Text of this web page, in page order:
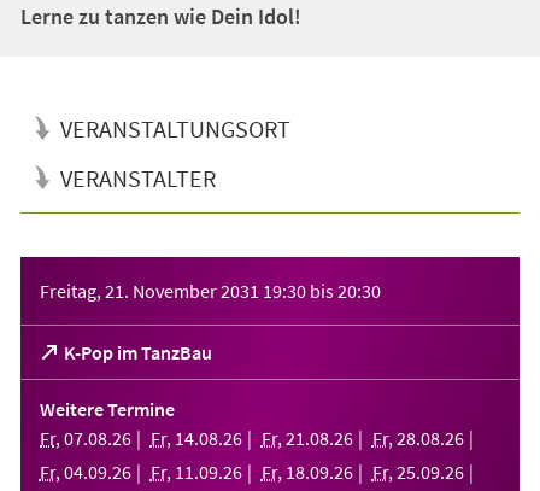
Lerne zu tanzen wie Dein Idol!
VERANSTALTUNGSORT
VERANSTALTER
Freitag, 21. November 2031 19:30 bis20:30
K-Pop im TanzBau
(Öffnet
in
einem
neuen
Tab)
Weitere Termine
Fr, 07.08.26 Fr, 14.08.26 Fr, 21 .08.26 Fr, 28.08.26
Fr, 04.09.26 Fr, 11 .09.26 Fr, 18.09.26 Fr, 25.09.26